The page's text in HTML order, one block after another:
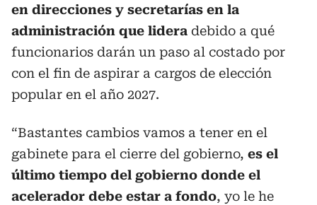
en direcciones y secretarías en la
administración que lidera debido a qué
funcionarios darán un paso al costado por
con el fin de aspirar a cargos de elección
popular en el año 2027.
“Bastantes cambios vamos a tener en el
gabinete para el cierre del gobierno, es el
último tiempo del gobierno donde el
acelerador debe estar a fondo, yo le he